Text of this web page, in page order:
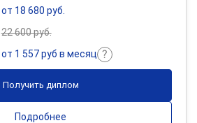
от 18 680 руб.
22 600 руб.
от 1 557 руб в месяц
Получить диплом
Подробнее